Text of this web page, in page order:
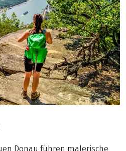
Donau führen malerische